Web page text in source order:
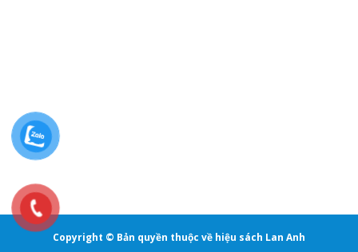
Copyright © Bản quyền thuộc về hiệu sách Lan Anh